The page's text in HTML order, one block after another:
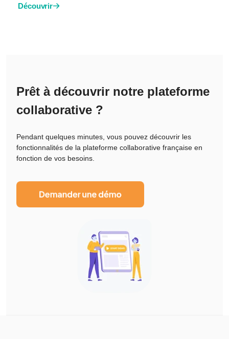
Découvrir
Prêt à découvrir notre plateforme
collaborative ?
Pendant quelques minutes, vous pouvez découvrir les
fonctionnalités de la plateforme collaborative française en
fonction de vos besoins.